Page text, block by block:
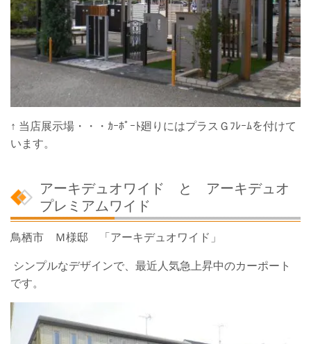
↑ 当店展示場・・・ｶｰﾎﾟｰﾄ廻りにはプラスＧﾌﾚｰﾑを付けて
います。
アーキデュオワイド と アーキデュオ
プレミアムワイド
鳥栖市 Ｍ様邸 「アーキデュオワイド」
シンプルなデザインで、最近人気急上昇中のカーポート
です。